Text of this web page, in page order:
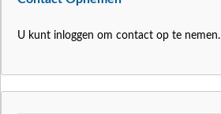
U kunt inloggen om contact op te nemen.